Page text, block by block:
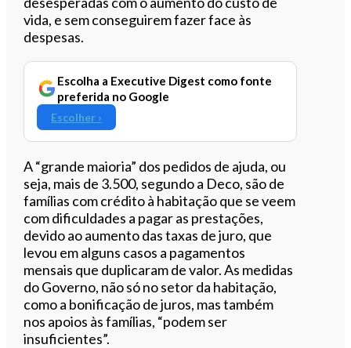
vida, e sem conseguirem fazer face às
despesas.
Escolha a Executive Digest como fonte
preferida no Google
Escolher ›
A “grande maioria” dos pedidos de ajuda, ou
seja, mais de 3.500, segundo a Deco, são de
famílias com crédito à habitação que se veem
com dificuldades a pagar as prestações,
devido ao aumento das taxas de juro, que
levou em alguns casos a pagamentos
mensais que duplicaram de valor. As medidas
do Governo, não só no setor da habitação,
como a bonificação de juros, mas também
nos apoios às famílias, “podem ser
insuficientes”.